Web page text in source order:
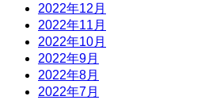
2022年12月
2022年11月
2022年10月
2022年9月
2022年8月
2022年7月